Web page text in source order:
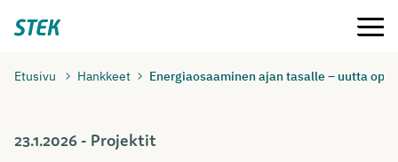
suoraan
Stek Valikko
Etusivu Hankkeet Energiaosaaminen ajan tasalle – uutta
23.1.2026 - Projektit